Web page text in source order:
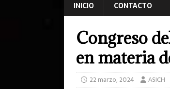
INICIO CONTACTO
Congreso
en materia
22 marzo, 2024 ASICH